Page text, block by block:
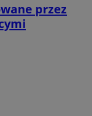
przez